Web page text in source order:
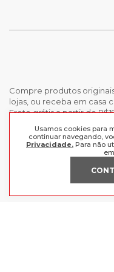
Usamos cookies para
continuar navegando,
Privacidade. Para não
Compre produtos
lojas, ou receba em casa
Frete grátis a partir de
INSTITUCIONAL
Trabalhe Conosco
Política de